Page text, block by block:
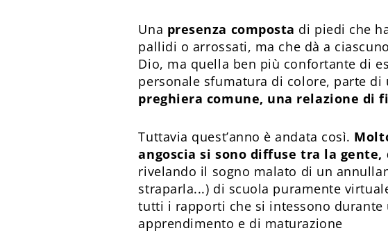
Una presenza composta di piedi che
pallidi o arrossati, ma che dà a
Dio, ma quella ben più confortante di
personale sfumatura di colore, parte
preghiera comune, una relazione di
Tuttavia quest’anno è andata così.
angoscia si sono diffuse tra la
rivelando il sogno malato di un
straparla...) di scuola puramente
tutti i rapporti che si intessono durante
apprendimento e di maturazione